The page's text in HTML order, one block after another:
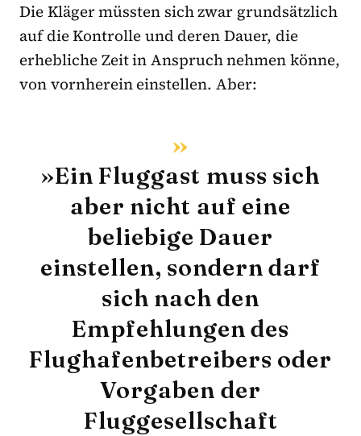
Die Kläger müssten sich zwar grundsätzlich
auf die Kontrolle und deren Dauer, die
erhebliche Zeit in Anspruch nehmen könne,
von vornherein einstellen. Aber:
»Ein Fluggast muss sich
aber nicht auf eine
beliebige Dauer
einstellen, sondern darf
sich nach den
Empfehlungen des
Flughafenbetreibers oder
Vorgaben der
Fluggesellschaft